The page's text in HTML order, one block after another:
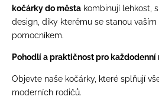
kočárky do města kombinují lehkost,
design, díky kterému se stanou
pomocníkem.
Pohodlí a praktičnost pro
Objevte naše kočárky, které splňují
moderních rodičů.